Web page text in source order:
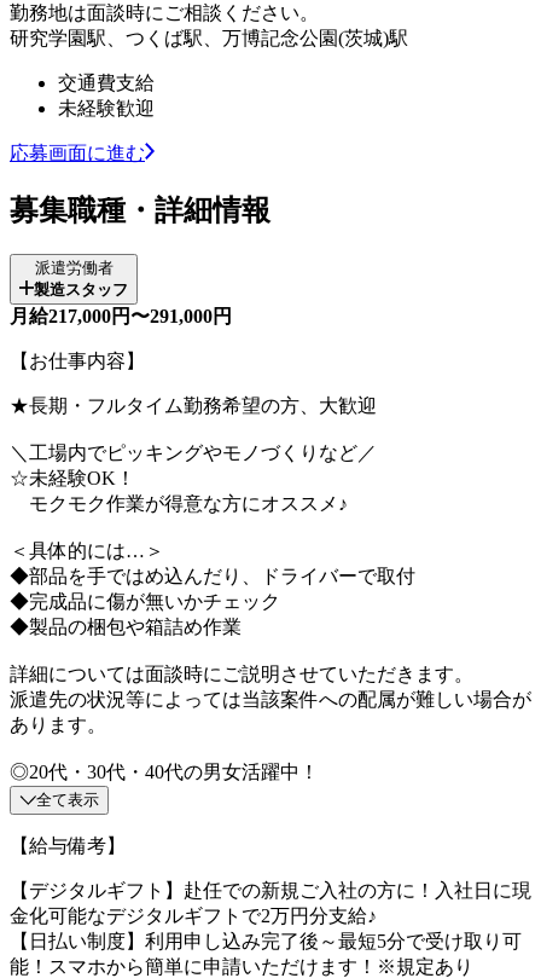
勤務地は面談時にご相談ください。
研究学園駅、つくば駅、万博記念公園(茨城)駅
交通費支給
未経験歓迎
応募画面に進む
募集職種・詳細情報
派遣労働者
製造スタッフ
月給217,000円〜291,000円
【お仕事内容】
★長期・フルタイム勤務希望の方、大歓迎
＼工場内でピッキングやモノづくりなど／
☆未経験OK！
モクモク作業が得意な方にオススメ♪
＜具体的には…＞
◆部品を手ではめ込んだり、ドライバーで取付
◆完成品に傷が無いかチェック
◆製品の梱包や箱詰め作業
詳細については面談時にご説明させていただきます。
派遣先の状況等によっては当該案件への配属が難しい場合が
あります。
◎20代・30代・40代の男女活躍中！
全て表示
【給与備考】
【デジタルギフト】赴任での新規ご入社の方に！入社日に現
金化可能なデジタルギフトで2万円分支給♪
【日払い制度】利用申し込み完了後～最短5分で受け取り可
能！スマホから簡単に申請いただけます！※規定あり